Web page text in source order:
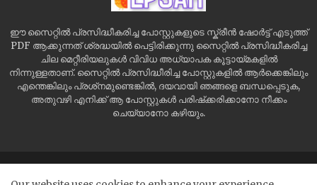
ഈ സൈറ്റിൽ പ്രസിദ്ധീകരിച്ച പോസ്റ്റുകളുടെ സ്ക്രീൻ ഷോർട്ട് എടുത്ത്
PDF ആക്കുന്നത് ശ്രദ്ധയിൽ പെട്ടിരിക്കുന്നു സൈറ്റിൽ പ്രസിദ്ധീകരിച്ച
ചില മെറ്റീരിയലുകൾ വിവിധ അധ്യാപക കൂട്ടായ്മകളിൽ
നിന്നുള്ളതാണ്. സൈറ്റിൽ പ്രസിദ്ധീരിച്ച പോസ്റ്റുകളിൽ ആർക്കെങ്കിലും
എന്തെങ്കിലും പ്രശ്‌നമുണ്ടെങ്കിൽ, ദയവായി ഞങ്ങളെ ബന്ധപ്പെടുക,
അതുവഴി എനിക്ക് ആ പോസ്റ്റുകൾ പരിഷ്‌ക്കരിക്കാനോ നീക്കം
ചെയ്യാനോ കഴിയും.